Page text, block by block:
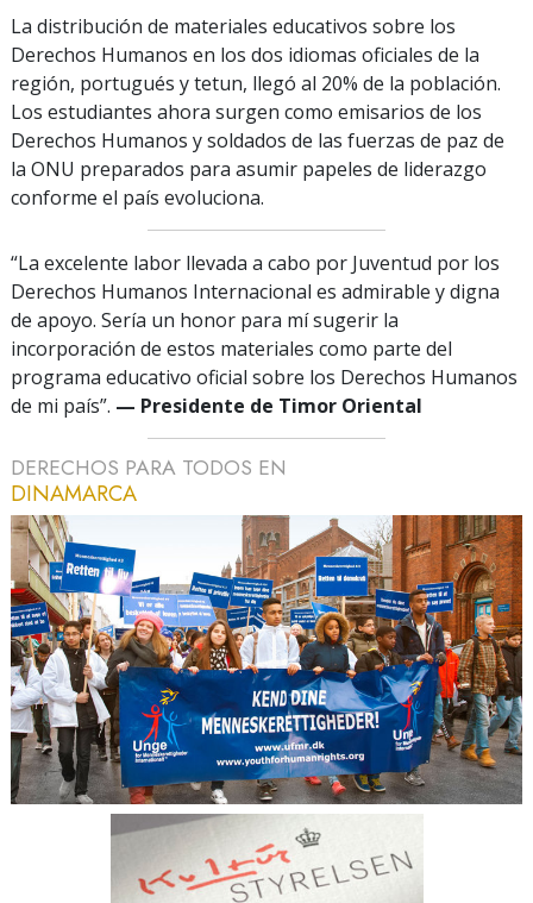
La distribución de materiales educativos sobre los
Derechos Humanos en los dos idiomas oficiales de la
región, portugués y tetun, llegó al 20% de la población.
Los estudiantes ahora surgen como emisarios de los
Derechos Humanos y soldados de las fuerzas de paz de
la ONU preparados para asumir papeles de liderazgo
conforme el país evoluciona.
“La excelente labor llevada a cabo por Juventud por los
Derechos Humanos Internacional es admirable y digna
de apoyo. Sería un honor para mí sugerir la
incorporación de estos materiales como parte del
programa educativo oficial sobre los Derechos Humanos
de mi país”. — Presidente de Timor Oriental
DERECHOS PARA TODOS EN
DINAMARCA